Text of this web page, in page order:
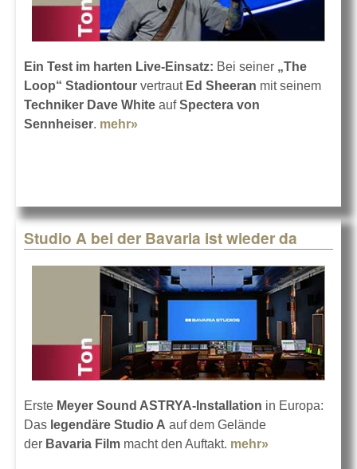
Ein Test im harten Live-Einsatz: Bei seiner „The
Loop“ Stadiontour vertraut Ed Sheeran mit seinem
Techniker Dave White aufSpectera von
Sennheiser. mehr»
Studio A bei der Bavaria ist wieder da
Erste Meyer Sound ASTRYA-Installation in Europa:
Das legendäre Studio A auf dem Gelände
der Bavaria Film macht den Auftakt. mehr»